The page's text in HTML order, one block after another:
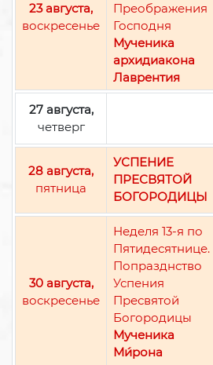
23 августа,
воскресенье
Преображения
Господня
Мученика
архидиакона
Лаврентия
27 августа,
четверг
28 августа,
пятница
УСПЕНИЕ
ПРЕСВЯТОЙ
БОГОРОДИЦЫ
30 августа,
воскресенье
Неделя 13-я по
Пятидесятнице.
Попразднство
Успения
Пресвятой
Богородицы
Мученика
Ми́рона